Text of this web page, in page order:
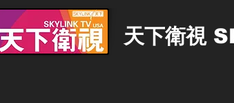
天下衛視